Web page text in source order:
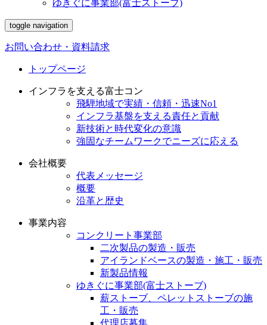
ゆきぐに事業部(富士ストーブ)
toggle navigation
お問い合わせ・資料請求
トップページ
インフラを支える富士コン
飛騨地域で実績・信頼・迅速No1
インフラ基盤を支える責任と貢献
新技術と時代変化の意識
強固なチームワークでニーズに応える
会社概要
代表メッセージ
概要
沿革と歴史
事業内容
コンクリート事業部
二次製品の製造・販売
アイランドベースの製造・施工・販売
新製品情報
ゆきぐに事業部(富士ストーブ)
薪ストーブ、ペレットストーブの施
工・販売
代理店募集